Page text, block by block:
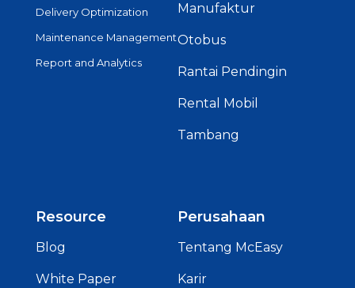
Delivery Optimization
Maintenance Management
Report and Analytics
Manufaktur
Otobus
Rantai Pendingin
Rental Mobil
Tambang
Resource
Blog
White Paper
Perusahaan
Tentang McEasy
Karir